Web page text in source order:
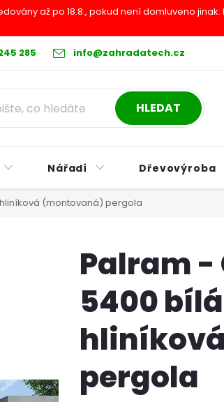
až po 18.8., pokud není domluveno
285 info@zahradatech.cz
Reklamační řád Postup při nákupu na
HLEDAT
Nářadí Dřevovýroba
(montovaná) pergola
Palram -
5400
pergola